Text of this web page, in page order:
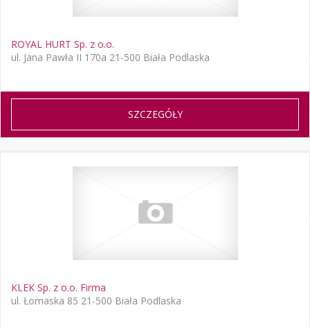
ROYAL HURT Sp. z o.o.
ul. Jana Pawła II 170a 21-500 Biała Podlaska
SZCZEGÓŁY
KLEK Sp. z o.o. Firma
ul. Łomaska 85 21-500 Biała Podlaska